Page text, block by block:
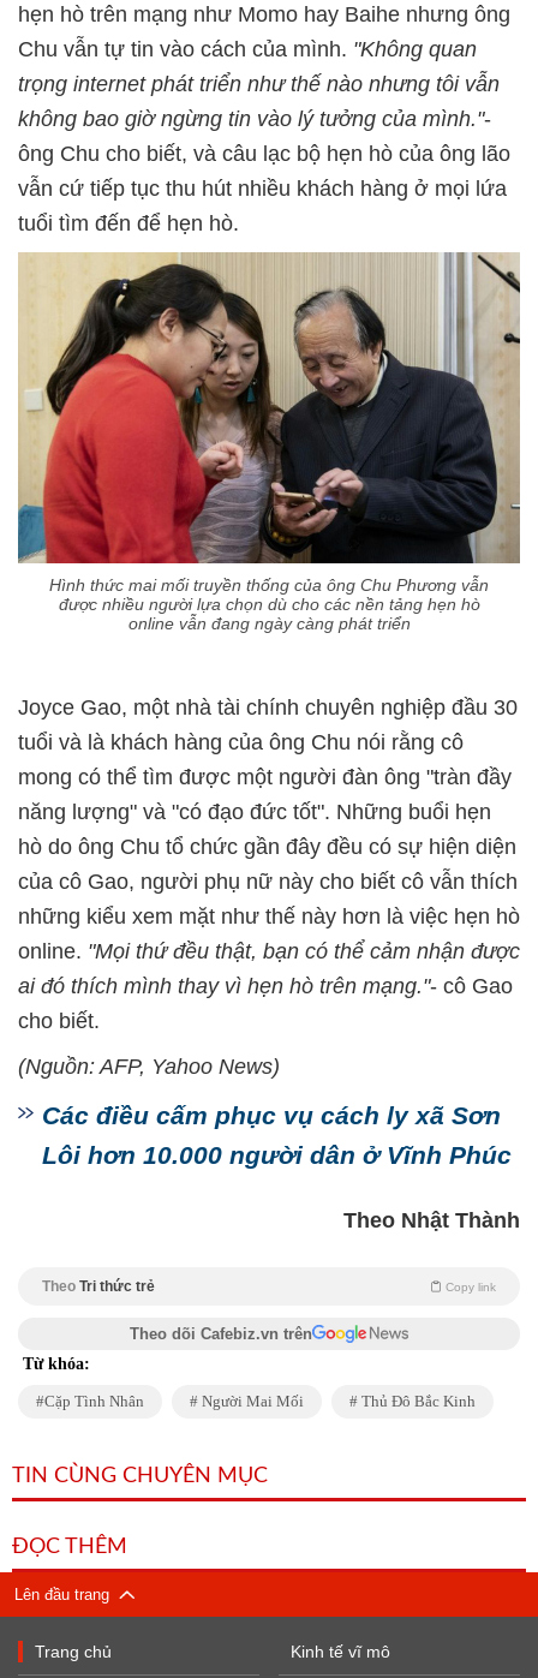
hẹn hò trên mạng như Momo hay Baihe nhưng ông
Chu vẫn tự tin vào cách của mình. "Không quan
trọng internet phát triển như thế nào nhưng tôi vẫn
không bao giờ ngừng tin vào lý tưởng của mình."-
ông Chu cho biết, và câu lạc bộ hẹn hò của ông lão
vẫn cứ tiếp tục thu hút nhiều khách hàng ở mọi lứa
tuổi tìm đến để hẹn hò.
Hình thức mai mối truyền thống của ông Chu Phương vẫn
được nhiều người lựa chọn dù cho các nền tảng hẹn hò
online vẫn đang ngày càng phát triển
Joyce Gao, một nhà tài chính chuyên nghiệp đầu 30
tuổi và là khách hàng của ông Chu nói rằng cô
mong có thể tìm được một người đàn ông "tràn đầy
năng lượng" và "có đạo đức tốt". Những buổi hẹn
hò do ông Chu tổ chức gần đây đều có sự hiện diện
của cô Gao, người phụ nữ này cho biết cô vẫn thích
những kiểu xem mặt như thế này hơn là việc hẹn hò
online. "Mọi thứ đều thật, bạn có thể cảm nhận được
ai đó thích mình thay vì hẹn hò trên mạng."- cô Gao
cho biết.
(Nguồn: AFP, Yahoo News)
Các điều cấm phục vụ cách ly xã Sơn
Lôi hơn 10.000 người dân ở Vĩnh Phúc
Theo Nhật Thành
Theo Tri thức trẻ Copy link
Theo dõi Cafebiz.vn trên
Từ khóa:
Cặp Tình Nhân Người Mai Mối Thủ Đô Bắc Kinh
TIN CÙNG CHUYÊN MỤC
ĐỌC THÊM
Lên đầu trang
Trang chủ Kinh tế vĩ mô